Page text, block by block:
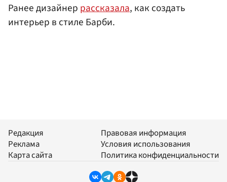
Ранее дизайнер рассказала, как создать
интерьер в стиле Барби.
Редакция
Реклама
Карта сайта
Правовая информация
Условия использования
Политика конфиденциальности